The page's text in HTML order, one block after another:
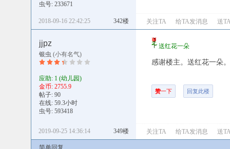
虫号: 233671
342楼
2018-09-16 22:42:25 关注TA 给TA发消息 送
jjpz
银虫 (小有名气)
应助: 1 (幼儿园)
金币: 2755.9
帖子: 90
在线: 59.3小时
虫号: 593418
送红花一朵
感谢楼主。送红花一朵。
赞一下 回复此楼
349楼
2019-09-25 14:36:14 关注TA 给TA发消息 送
简单回复